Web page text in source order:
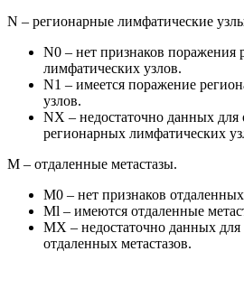
N – регионарные лимфатические
N0 – нет признаков поражения
лимфатических узлов.
N1 – имеется поражение
узлов.
NX – недостаточно данных для
регионарных лимфатических
М – отдаленные метастазы.
М0 – нет признаков отдаленных
Ml – имеются отдаленные
MX – недостаточно данных для
отдаленных метастазов.